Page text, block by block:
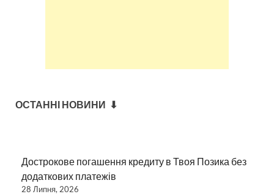
ОСТАННІ НОВИНИ ⬇
Дострокове погашення кредиту в Твоя Позика без
додаткових платежів
28 Липня, 2026